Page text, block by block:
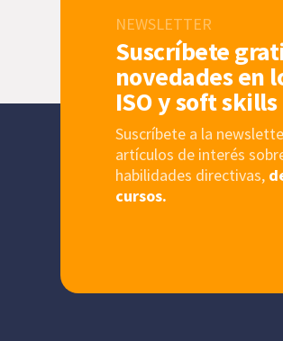
NEWSLETTER
Suscríbete
novedades en
ISO y soft skills
Suscríbete a la
artículos de interés
habilidades directivas,
cursos.